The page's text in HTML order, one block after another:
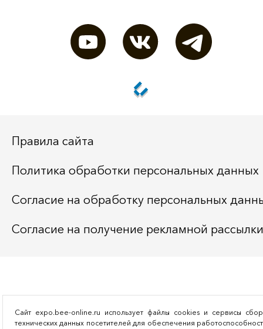
Правила сайта
Политика обработки персональных данных
Согласие на обработку персональных
Согласие на получение рекламной рассылки
Сайт expo.bee-online.ru использует файлы cookies и сервисы
технических данных посетителей для обеспечения